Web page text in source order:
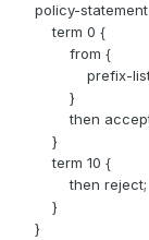
policy-
term 0 {
from {
prefix-list
}
then
}
term 10 {
then reject;
}
}